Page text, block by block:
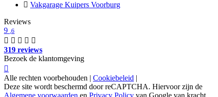
Vakgarage Kuipers Voorburg
Reviews
9 ,6
319 reviews
Bezoek de klantomgeving
Alle rechten voorbehouden | Cookiebeleid |
Deze site wordt beschermd door reCAPTCHA. Hiervoor zijn de